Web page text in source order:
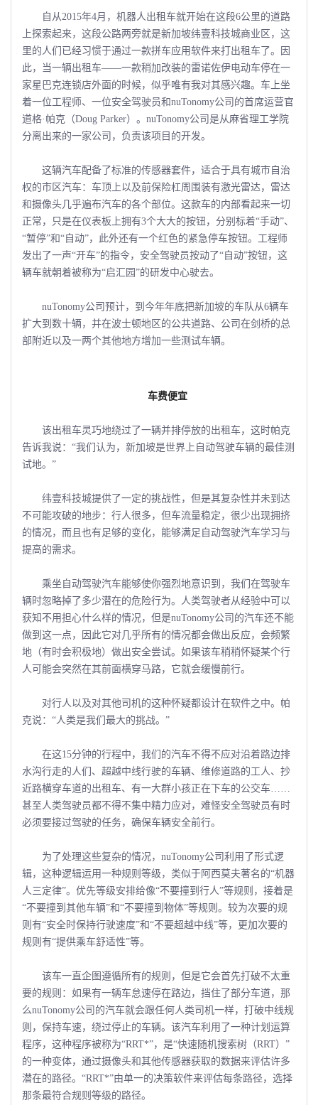
自从2015年4月，机器人出租车就开始在这段6公里的道路
上探索起来，这段公路两旁就是新加坡纬壹科技城商业区，这
里的人们已经习惯于通过一款拼车应用软件来打出租车了。因
此，当一辆出租车――一款稍加改装的雷诺佐伊电动车停在一
家星巴克连锁店外面的时候，似乎唯有我对其感兴趣。车上坐
着一位工程师、一位安全驾驶员和nuTonomy公司的首席运营官
道格·帕克（Doug Parker）。nuTonomy公司是从麻省理工学院
分离出来的一家公司，负责该项目的开发。
这辆汽车配备了标准的传感器套件，适合于具有城市自治
权的市区汽车：车顶上以及前保险杠周围装有激光雷达，雷达
和摄像头几乎遍布汽车的各个部位。这款车的内部看起来一切
正常，只是在仪表板上拥有3个大大的按钮，分别标着“手动”、
“暂停”和“自动”，此外还有一个红色的紧急停车按钮。工程师
发出了一声“开车”的指令，安全驾驶员按动了“自动”按钮，这
辆车就朝着被称为“启汇园”的研发中心驶去。
nuTonomy公司预计，到今年年底把新加坡的车队从6辆车
扩大到数十辆，并在波士顿地区的公共道路、公司在剑桥的总
部附近以及一两个其他地方增加一些测试车辆。
车费便宜
该出租车灵巧地绕过了一辆并排停放的出租车，这时帕克
告诉我说：“我们认为，新加坡是世界上自动驾驶车辆的最佳测
试地。”
纬壹科技城提供了一定的挑战性，但是其复杂性并未到达
不可能攻破的地步：行人很多，但车流量稳定，很少出现拥挤
的情况，而且也有足够的变化，能够满足自动驾驶汽车学习与
提高的需求。
乘坐自动驾驶汽车能够使你强烈地意识到，我们在驾驶车
辆时忽略掉了多少潜在的危险行为。人类驾驶者从经验中可以
获知不用担心什么样的情况，但是nuTonomy公司的汽车还不能
做到这一点，因此它对几乎所有的情况都会做出反应，会频繁
地（有时会积极地）做出安全尝试。如果该车稍稍怀疑某个行
人可能会突然在其前面横穿马路，它就会缓慢前行。
对行人以及对其他司机的这种怀疑都设计在软件之中。帕
克说：“人类是我们最大的挑战。”
在这15分钟的行程中，我们的汽车不得不应对沿着路边排
水沟行走的人们、超越中线行驶的车辆、维修道路的工人、抄
近路横穿车道的出租车、有一大群小孩正在下车的公交车……
甚至人类驾驶员都不得不集中精力应对，难怪安全驾驶员有时
必须要接过驾驶的任务，确保车辆安全前行。
为了处理这些复杂的情况，nuTonomy公司利用了形式逻
辑，这种逻辑运用一种规则等级，类似于阿西莫夫著名的“机器
人三定律”。优先等级安排给像“不要撞到行人”等规则，接着是
“不要撞到其他车辆”和“不要撞到物体”等规则。较为次要的规
则有“安全时保持行驶速度”和“不要超越中线”等，更加次要的
规则有“提供乘车舒适性”等。
该车一直企图遵循所有的规则，但是它会首先打破不太重
要的规则：如果有一辆车怠速停在路边，挡住了部分车道，那
么nuTonomy公司的汽车就会跟任何人类司机一样，打破中线规
则，保持车速，绕过停止的车辆。该汽车利用了一种计划运算
程序，这种程序被称为“RRT*”，是“快速随机搜索树（RRT）”
的一种变体，通过摄像头和其他传感器获取的数据来评估许多
潜在的路径。“RRT*”由单一的决策软件来评估每条路径，选择
那条最符合规则等级的路径。